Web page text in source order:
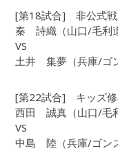
[第18試合] 非公式
秦 詩織（山口/毛利
VS
土井 集夢（兵庫/ゴ
[第22試合] キッズ
西田 誠真（山口/毛
VS
中島 陸（兵庫/ゴン